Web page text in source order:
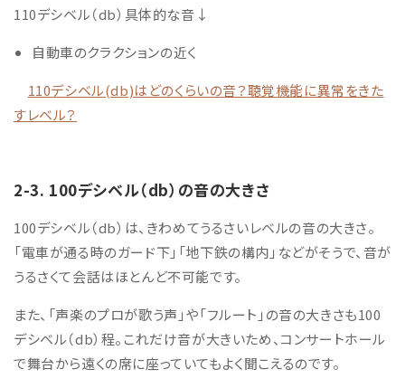
110デシベル（db）具体的な音↓
自動車のクラクションの近く
110デシベル(db)はどのくらいの音？聴覚機能に異常をきた
すレベル？
2-3. 100デシベル（db）の音の大きさ
100デシベル（db）は、きわめてうるさいレベルの音の大きさ。
「電車が通る時のガード下」「地下鉄の構内」などがそうで、音が
うるさくて会話はほとんど不可能です。
また、「声楽のプロが歌う声」や「フルート」の音の大きさも100
デシベル（db）程。これだけ音が大きいため、コンサートホール
で舞台から遠くの席に座っていてもよく聞こえるのです。